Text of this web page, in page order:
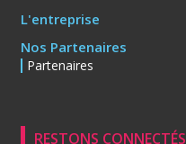
L'entreprise
Nos Partenaires
Partenaires
RESTONS CONNECTÉS